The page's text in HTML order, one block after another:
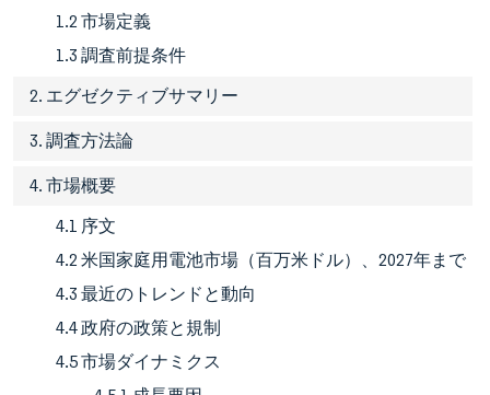
1.2 市場定義
1.3 調査前提条件
2. エグゼクティブサマリー
3. 調査方法論
4. 市場概要
4.1 序文
4.2 米国家庭用電池市場（百万米ドル）、2027年まで
4.3 最近のトレンドと動向
4.4 政府の政策と規制
4.5 市場ダイナミクス